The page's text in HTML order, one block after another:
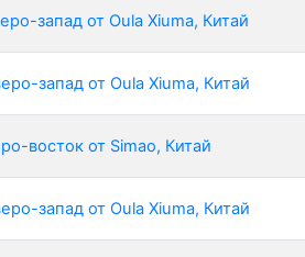
запад от Oula Xiuma, Китай
запад от Oula Xiuma, Китай
восток от Simao, Китай
запад от Oula Xiuma, Китай